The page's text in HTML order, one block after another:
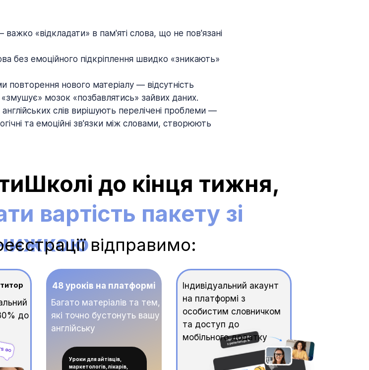
важко «відкладати» в пам'яті слова, що не пов'язані
без емоційного підкріплення швидко «зникають»
повторення нового матеріалу — відсутність
«змушує» мозок «позбавлятись» зайвих даних.
слів вирішують перелічені проблеми —
та емоційні зв'язки між словами, створюють
до кінця тижня,
вартість пакету зі
до
48 уроків на платформі
Багато матеріалів та тем,
які точно бустонуть вашу
англійську
Уроки для айтівців,
маркетологів, лікарів,
Індивідуальний акаунт
на платформі з
особистим словничком
та доступ до
мобільного додатку
відправимо: